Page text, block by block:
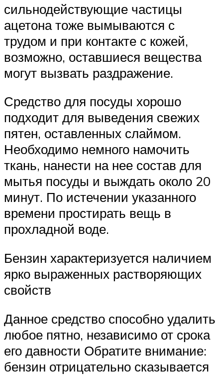
сильнодействующие частицы
ацетона тоже вымываются с
трудом и при контакте с кожей,
возможно, оставшиеся вещества
могут вызвать раздражение.
Средство для посуды хорошо
подходит для выведения свежих
пятен, оставленных слаймом.
Необходимо немного намочить
ткань, нанести на нее состав для
мытья посуды и выждать около 20
минут. По истечении указанного
времени простирать вещь в
прохладной воде.
Бензин характеризуется наличием
ярко выраженных растворяющих
свойств
Данное средство способно удалить
любое пятно, независимо от срока
его давности Обратите внимание:
бензин отрицательно сказывается